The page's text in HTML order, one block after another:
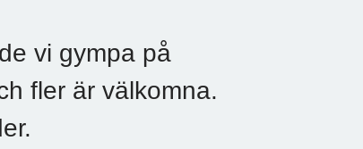
vi gympa på
fler är välkomna.